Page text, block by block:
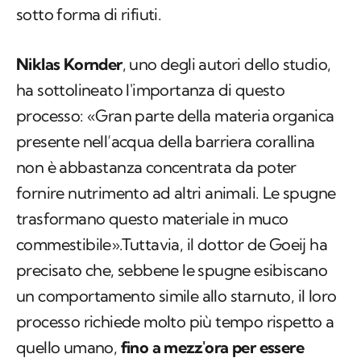
sotto forma di rifiuti.
Niklas Kornder, uno degli autori dello studio,
ha sottolineato l'importanza di questo
processo: «Gran parte della materia organica
presente nell’acqua della barriera corallina
non è abbastanza concentrata da poter
fornire nutrimento ad altri animali. Le spugne
trasformano questo materiale in muco
commestibile».Tuttavia, il dottor de Goeij ha
precisato che, sebbene le spugne esibiscano
un comportamento simile allo starnuto, il loro
processo richiede molto più tempo rispetto a
quello umano, fino a mezz'ora per essere